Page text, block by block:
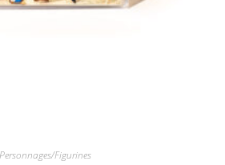
Personnages/Figurines